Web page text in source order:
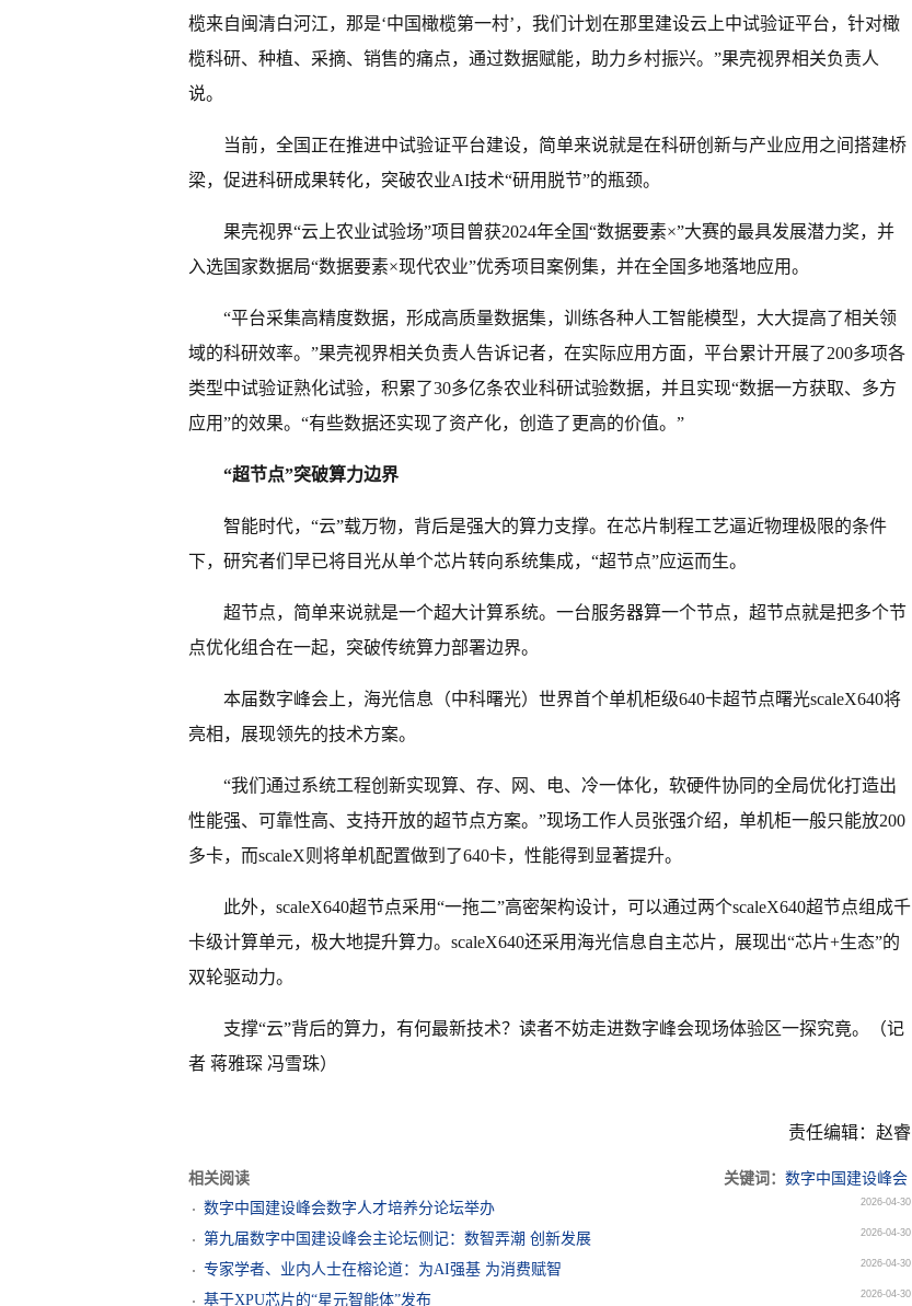
榄来自闽清白河江，那是‘中国橄榄第一村’，我们计划在那里建设云上中试验证平台，针对橄
榄科研、种植、采摘、销售的痛点，通过数据赋能，助力乡村振兴。”果壳视界相关负责人
说。
当前，全国正在推进中试验证平台建设，简单来说就是在科研创新与产业应用之间搭建桥
梁，促进科研成果转化，突破农业AI技术“研用脱节”的瓶颈。
果壳视界“云上农业试验场”项目曾获2024年全国“数据要素×”大赛的最具发展潜力奖，并
入选国家数据局“数据要素×现代农业”优秀项目案例集，并在全国多地落地应用。
“平台采集高精度数据，形成高质量数据集，训练各种人工智能模型，大大提高了相关领
域的科研效率。”果壳视界相关负责人告诉记者，在实际应用方面，平台累计开展了200多项各
类型中试验证熟化试验，积累了30多亿条农业科研试验数据，并且实现“数据一方获取、多方
应用”的效果。“有些数据还实现了资产化，创造了更高的价值。”
“超节点”突破算力边界
智能时代，“云”载万物，背后是强大的算力支撑。在芯片制程工艺逼近物理极限的条件
下，研究者们早已将目光从单个芯片转向系统集成，“超节点”应运而生。
超节点，简单来说就是一个超大计算系统。一台服务器算一个节点，超节点就是把多个节
点优化组合在一起，突破传统算力部署边界。
本届数字峰会上，海光信息（中科曙光）世界首个单机柜级640卡超节点曙光scaleX640将
亮相，展现领先的技术方案。
“我们通过系统工程创新实现算、存、网、电、冷一体化，软硬件协同的全局优化打造出
性能强、可靠性高、支持开放的超节点方案。”现场工作人员张强介绍，单机柜一般只能放200
多卡，而scaleX则将单机配置做到了640卡，性能得到显著提升。
此外，scaleX640超节点采用“一拖二”高密架构设计，可以通过两个scaleX640超节点组成千
卡级计算单元，极大地提升算力。scaleX640还采用海光信息自主芯片，展现出“芯片+生态”的
双轮驱动力。
支撑“云”背后的算力，有何最新技术？读者不妨走进数字峰会现场体验区一探究竟。（记
者 蒋雅琛 冯雪珠）
责任编辑：赵睿
相关阅读 关键词： 数字中国建设峰会
数字中国建设峰会数字人才培养分论坛举办
2026-04-30
第九届数字中国建设峰会主论坛侧记：数智弄潮 创新发展 2026-04-30
专家学者、业内人士在榕论道：为AI强基 为消费赋智 2026-04-30
基于XPU芯片的“星元智能体”发布 2026-04-30